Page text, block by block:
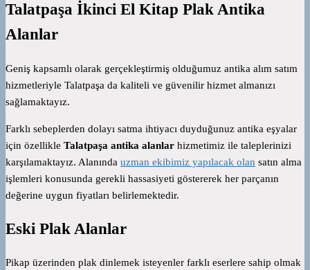
Talatpaşa İkinci El Kitap Plak Antika
Alanlar
Geniş kapsamlı olarak gerçekleştirmiş olduğumuz antika alım satım
hizmetleriyle Talatpaşa da kaliteli ve güvenilir hizmet almanızı
sağlamaktayız.
Farklı sebeplerden dolayı satma ihtiyacı duyduğunuz antika eşyalar
için özellikle Talatpaşa antika alanlar hizmetimiz ile taleplerinizi
karşılamaktayız. Alanında uzman ekibimiz yapılacak olan satın alma
işlemleri konusunda gerekli hassasiyeti göstererek her parçanın
değerine uygun fiyatları belirlemektedir.
Eski Plak Alanlar
Pikap üzerinden plak dinlemek isteyenler farklı eserlere sahip olmak